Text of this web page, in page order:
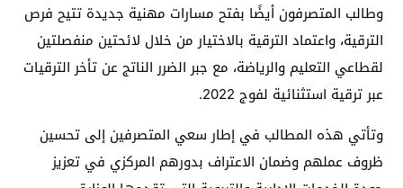
وطالب المتصرفون أيضًا بفتح مسارات مهنية جديدة تتيح فرص
الترقية، واعتماد الترقية بالاختيار من خلال لائحتين منفصلتين
لقطاعي التعليم والرياضة، مع جبر الضرر الناتج عن تأخر الترقيات
عبر ترقية استثنائية لفوج 2022.
وتأتي هذه المطالب في إطار سعي المتصرفين إلى تحسين
ظروف عملهم وضمان الاعتراف بدورهم المركزي في تعزيز